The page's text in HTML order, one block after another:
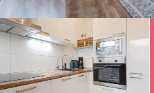
BTW.